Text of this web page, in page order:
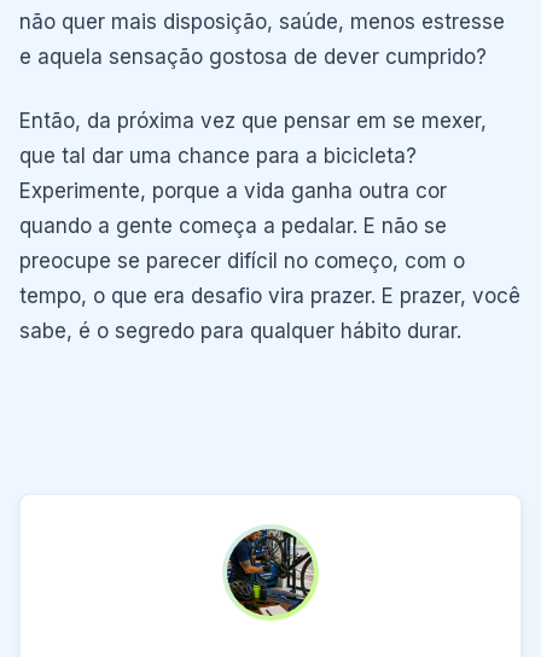
não quer mais disposição, saúde, menos estresse
e aquela sensação gostosa de dever cumprido?
Então, da próxima vez que pensar em se mexer,
que tal dar uma chance para a bicicleta?
Experimente, porque a vida ganha outra cor
quando a gente começa a pedalar. E não se
preocupe se parecer difícil no começo, com o
tempo, o que era desafio vira prazer. E prazer, você
sabe, é o segredo para qualquer hábito durar.